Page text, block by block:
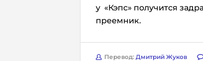
у «Кэпс» получится
преемник.
Перевод: Дмитрий Жуков